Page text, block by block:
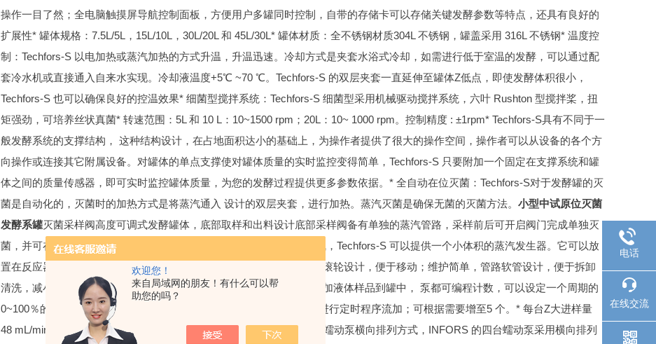
欢迎您！
来自局域网的朋友！有什么可以帮
助您的吗？
操作一目了然；全电脑触摸屏导航控制面板，方便用户多罐同时控制，自带的存储卡可以存储关键发酵参数等特点，还具有良好的
扩展性* 罐体规格：7.5L/5L，15L/10L，30L/20L 和 45L/30L* 罐体材质：全不锈钢材质304L 不锈钢，罐盖采用 316L 不锈钢* 温度控
制：Techfors-S 以电加热或蒸汽加热的方式升温，升温迅速。冷却方式是夹套水浴式冷却，如需进行低于室温的发酵，可以通过配
套冷水机或直接通入自来水实现。冷却液温度+5℃ ~70 ℃。Techfors-S 的双层夹套一直延伸至罐体Z低点，即使发酵体积很小，
Techfors-S 也可以确保良好的控温效果* 细菌型搅拌系统：Techfors-S 细菌型采用机械驱动搅拌系统，六叶 Rushton 型搅拌桨，扭
矩强劲，可培养丝状真菌* 转速范围：5L 和 10 L：10~1500 rpm；20L：10~ 1000 rpm。控制精度 : ±1rpm* Techfors-S具有不同于一
般发酵系统的支撑结构， 这种结构设计，在占地面积达小的基础上，为操作者提供了很大的操作空间，操作者可以从设备的各个方
向操作或连接其它附属设备。对罐体的单点支撑使对罐体质量的实时监控变得简单，Techfors-S 只要附加一个固定在支撑系统和罐
体之间的质量传感器，即可实时监控罐体质量，为您的发酵过程提供更多参数依据。 * 全自动在位灭菌：Techfors-S对于发酵罐的灭
菌是自动化的，灭菌时的加热方式是将蒸汽通入 设计的双层夹套，进行加热。蒸汽灭菌是确保无菌的灭菌方法。 小型中试原位灭菌
发酵系罐灭菌采样阀高度可调式发酵罐体，底部取样和出料设计底部采样阀备有单独的蒸汽管路，采样前后可开启阀门完成单独灭
菌，并可在触摸屏设定灭菌时间。
如果实验室不能提供蒸汽的集中供气，Techfors-S 可以提供一个小体积的蒸汽发生器。它可以放
置在反应器的旁边，也可以固定于支撑系统上与反应器一起移动
* 底部滚轮设计，便于移动；维护简单，管路软管设计，便于拆卸
清洗，减小污染源 * 进样泵：通过硅胶管连接到发酵罐盖的进样口，添加液体样品到罐中， 泵都可编程计数，可以设定一个周期的
0~100％的时间控制标配4个高精度数字蠕动泵，可配合连续培养需要进行定时程序流加；可根据需要增至5 个。 * 每台Z大进样量
48 mL/min in 60 RPM（以随机提供的进样管为准测得） 。突破传统的蠕动泵横向排列方式，INFORS 的四台蠕动泵采用横向排列
电话
在线交流